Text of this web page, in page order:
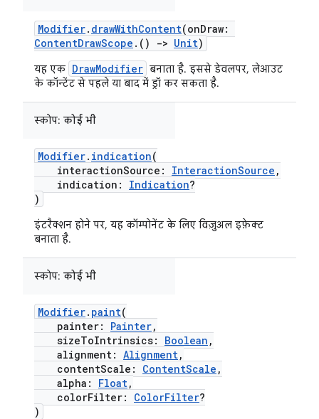
Modifier. drawWithContent(onDraw:
ContentDrawScope .() -> Unit)
यह एक DrawModifier बनाता है. इससे डेवलपर, लेआउट
के कॉन्टेंट से पहले या बाद में ड्रॉ कर सकता है.
स्कोप: कोई भी
Modifier. indication(
interactionSource: InteractionSource ,
indication: Indication?
)
इंटरैक्शन होने पर, यह कॉम्पोनेंट के लिए विज़ुअल इफ़ेक्ट
बनाता है.
स्कोप: कोई भी
Modifier. paint(
painter: Painter,
sizeToIntrinsics: Boolean ,
alignment: Alignment,
contentScale: ContentScale ,
alpha: Float,
colorFilter: ColorFilter?
)